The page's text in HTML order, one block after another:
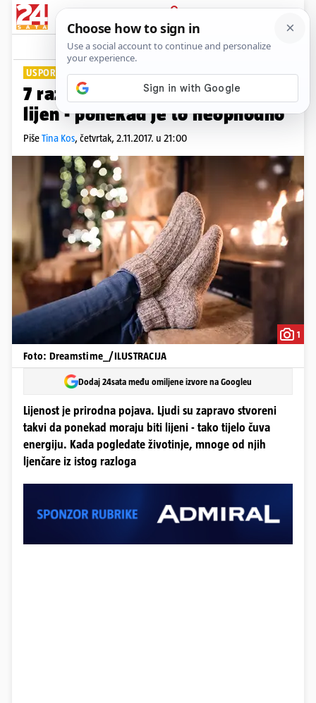
PRIJAVA
Lifestyle Komentari
USPORITE MALO
7 razloga zašto je dobro biti
lijen - ponekad je to neophodno
PišeTina Kos, četvrtak, 2.11.2017. u 21:00
1
Foto: Dreamstime_/ILUSTRACIJA
Dodaj 24sata među omiljene izvore na Googleu
Lijenost je prirodna pojava. Ljudi su zapravo stvoreni
takvi da ponekad moraju biti lijeni - tako tijelo čuva
energiju. Kada pogledate životinje, mnoge od njih
ljenčare iz istog razloga